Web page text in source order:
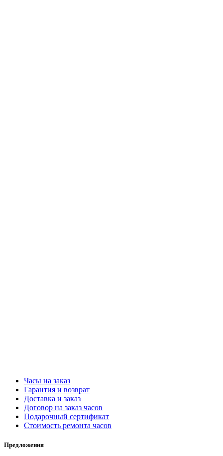
Часы на заказ
Гарантия и возврат
Доставка и заказ
Договор на заказ часов
Подарочный сертификат
Стоимость ремонта часов
Предложения